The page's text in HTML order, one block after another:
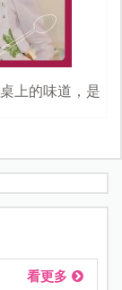
上的味道，是
看更多